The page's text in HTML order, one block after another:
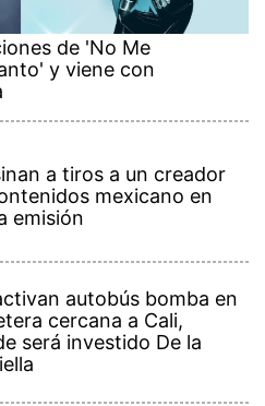
de 'No Me
y viene con
a tiros a un creador
mexicano en
emisión
autobús bomba en
cercana a Cali,
será investido De la